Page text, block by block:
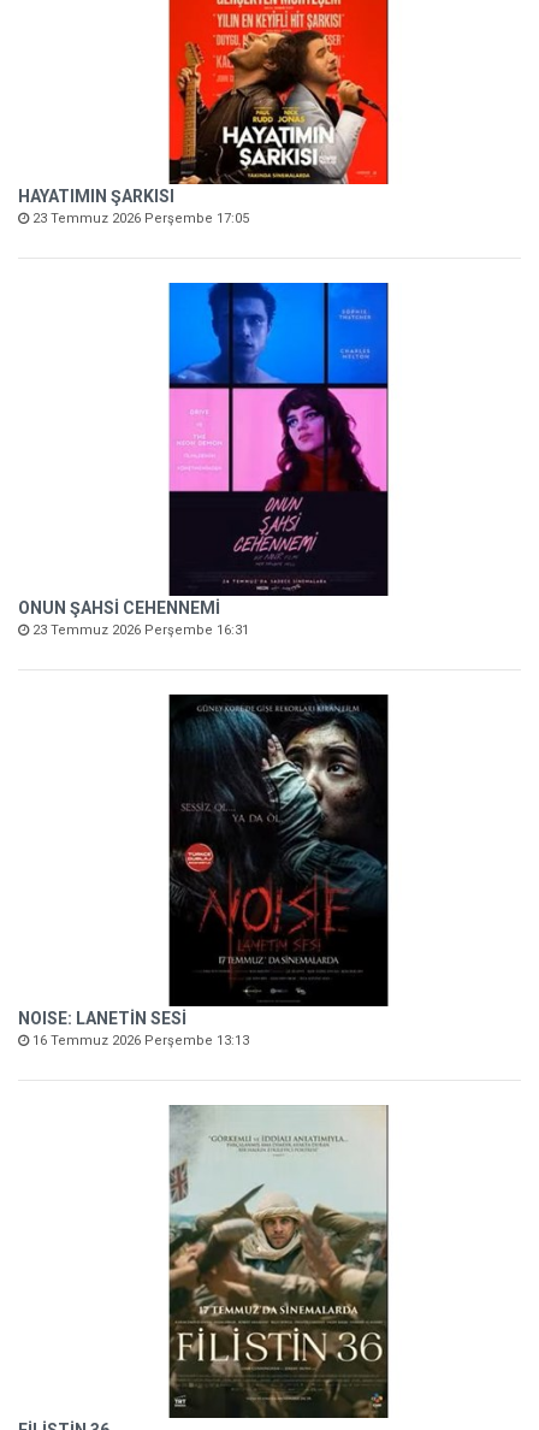
HAYATIMIN ŞARKISI
23 Temmuz 2026 Perşembe 17:05
ONUN ŞAHSİ CEHENNEMİ
23 Temmuz 2026 Perşembe 16:31
NOISE: LANETİN SESİ
16 Temmuz 2026 Perşembe 13:13